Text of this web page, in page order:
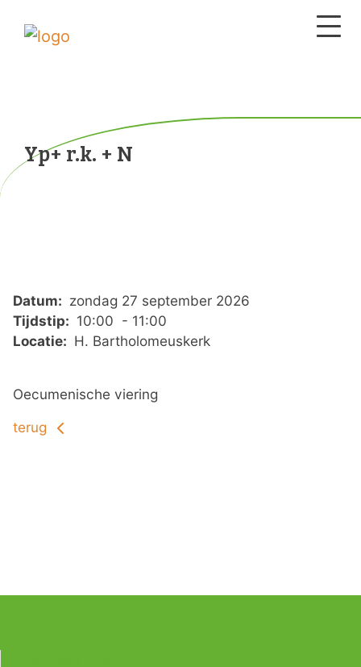
Yp+ r.k. + N
Datum: zondag 27 september 2026
Tijdstip: 10:00 - 11:00
Locatie: H. Bartholomeuskerk
Oecumenische viering
terug